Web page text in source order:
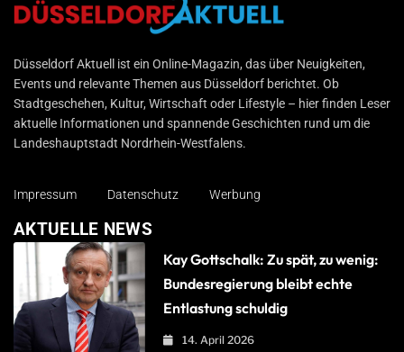
Düsseldorf Aktuell
Düsseldorf Aktuell ist ein Online-Magazin, das über Neuigkeiten,
Events und relevante Themen aus Düsseldorf berichtet. Ob
Stadtgeschehen, Kultur, Wirtschaft oder Lifestyle – hier finden Leser
aktuelle Informationen und spannende Geschichten rund um die
Landeshauptstadt Nordrhein-Westfalens.
Impressum Datenschutz Werbung
AKTUELLE NEWS
Kay Gottschalk: Zu spät, zu wenig:
Bundesregierung bleibt echte
Entlastung schuldig
14. April 2026